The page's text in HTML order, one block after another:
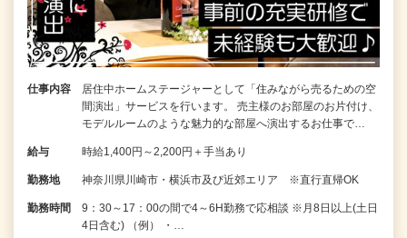
仕事内容
居住中ホームステージャーとして「住みながら売るための空
間演出」サービスを行います。 売主様のお部屋のお片付け、
モデルルームのような魅力的な部屋へ演出するお仕事で…
給与 時給1,400円～2,200円＋手当あり
勤務地 神奈川県川崎市・横浜市及び近郊エリア ※直行直帰OK
勤務時間
9：30～17：00の間で4～6H勤務で応相談 ※月8日以上(土日
4日含む) （例） ・…